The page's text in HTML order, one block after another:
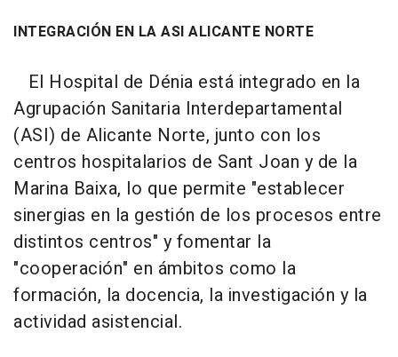
INTEGRACIÓN EN LA ASI ALICANTE NORTE
El Hospital de Dénia está integrado en la
Agrupación Sanitaria Interdepartamental
(ASI) de Alicante Norte, junto con los
centros hospitalarios de Sant Joan y de la
Marina Baixa, lo que permite "establecer
sinergias en la gestión de los procesos entre
distintos centros" y fomentar la
"cooperación" en ámbitos como la
formación, la docencia, la investigación y la
actividad asistencial.